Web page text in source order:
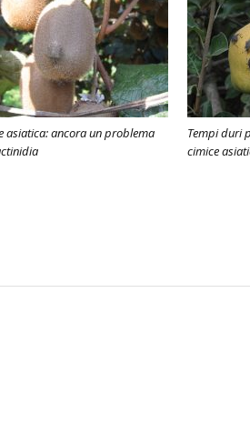
asiatica: ancora un problema
Tempi duri
cimice